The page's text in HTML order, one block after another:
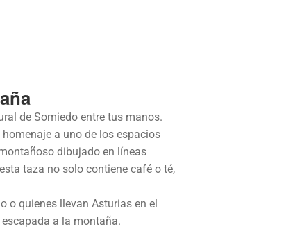
de Somiedo entre tus manos.
a uno de los espacios
dibujado en líneas
taza no solo contiene café o té,
o quienes llevan Asturias en el
a la montaña.